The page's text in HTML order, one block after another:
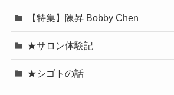
【特集】陳昇 Bobby Chen
★サロン体験記
★シゴトの話